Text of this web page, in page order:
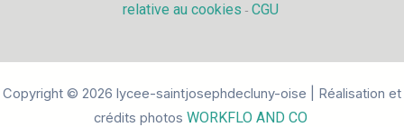
relative au cookies - CGU
Copyright © 2026 lycee-saintjosephdecluny-oise | Réalisation et
crédits photos WORKFLO AND CO